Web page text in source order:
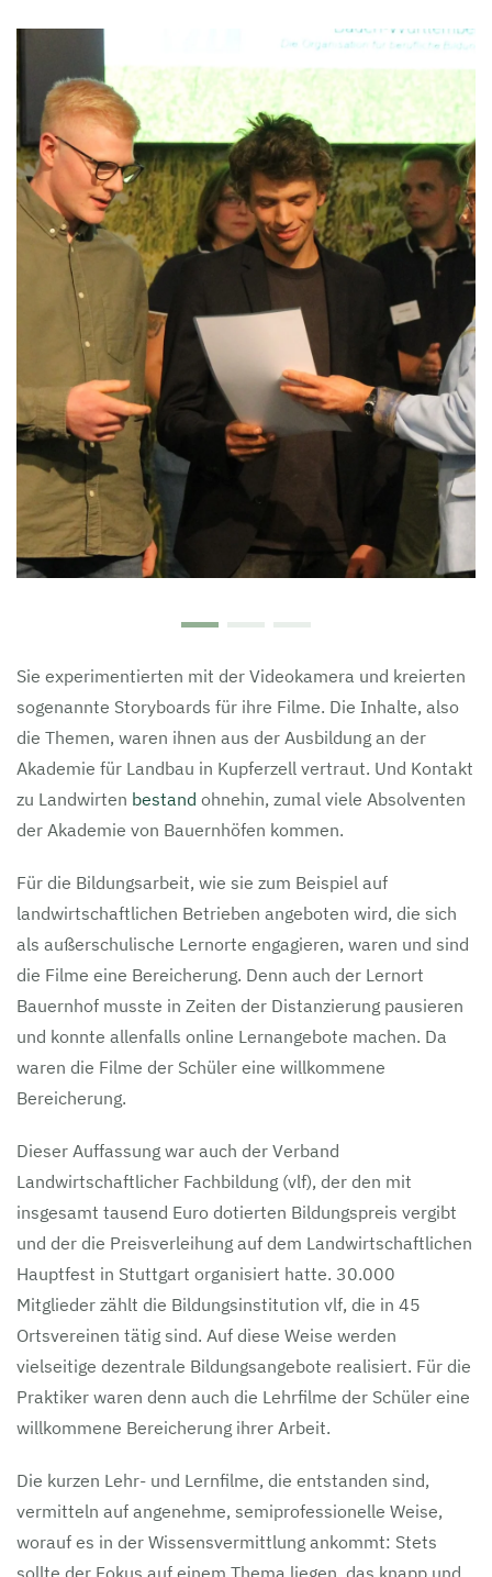
Sie experimentierten mit der Videokamera und kreierten
sogenannte Storyboards für ihre Filme. Die Inhalte, also
die Themen, waren ihnen aus der Ausbildung an der
Akademie für Landbau in Kupferzell vertraut. Und Kontakt
zu Landwirten bestand ohnehin, zumal viele Absolventen
der Akademie von Bauernhöfen kommen.
Für die Bildungsarbeit, wie sie zum Beispiel auf
landwirtschaftlichen Betrieben angeboten wird, die sich
als außerschulische Lernorte engagieren, waren und sind
die Filme eine Bereicherung. Denn auch der Lernort
Bauernhof musste in Zeiten der Distanzierung pausieren
und konnte allenfalls online Lernangebote machen. Da
waren die Filme der Schüler eine willkommene
Bereicherung.
Dieser Auffassung war auch der Verband
Landwirtschaftlicher Fachbildung (vlf), der den mit
insgesamt tausend Euro dotierten Bildungspreis vergibt
und der die Preisverleihung auf dem Landwirtschaftlichen
Hauptfest in Stuttgart organisiert hatte. 30.000
Mitglieder zählt die Bildungsinstitution vlf, die in 45
Ortsvereinen tätig sind. Auf diese Weise werden
vielseitige dezentrale Bildungsangebote realisiert. Für die
Praktiker waren denn auch die Lehrfilme der Schüler eine
willkommene Bereicherung ihrer Arbeit.
Die kurzen Lehr- und Lernfilme, die entstanden sind,
vermitteln auf angenehme, semiprofessionelle Weise,
worauf es in der Wissensvermittlung ankommt: Stets
sollte der Fokus auf einem Thema liegen, das knapp und